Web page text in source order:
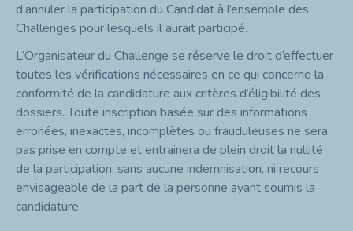
d’annuler la participation du Candidat à l’ensemble des
Challenges pour lesquels il aurait participé.
L’Organisateur du Challenge se réserve le droit d’effectuer
toutes les vérifications nécessaires en ce qui concerne la
conformité de la candidature aux critères d’éligibilité des
dossiers. Toute inscription basée sur des informations
erronées, inexactes, incomplètes ou frauduleuses ne sera
pas prise en compte et entrainera de plein droit la nullité
de la participation, sans aucune indemnisation, ni recours
envisageable de la part de la personne ayant soumis la
candidature.